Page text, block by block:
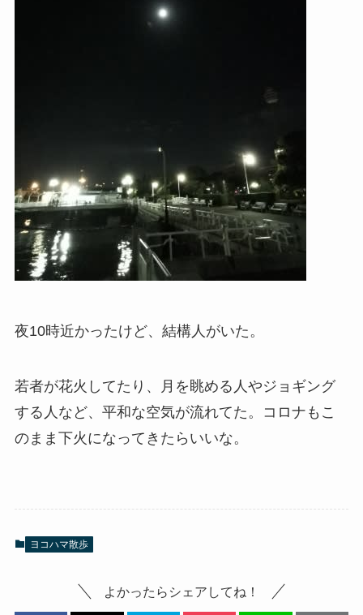
夜10時近かったけど、結構人がいた。
若者が花火してたり、月を眺める人やジョギング
する人など、平和な空気が流れてた。コロナもこ
のまま下火になってきたらいいな。
ヨコハマ散歩
よかったらシェアしてね！